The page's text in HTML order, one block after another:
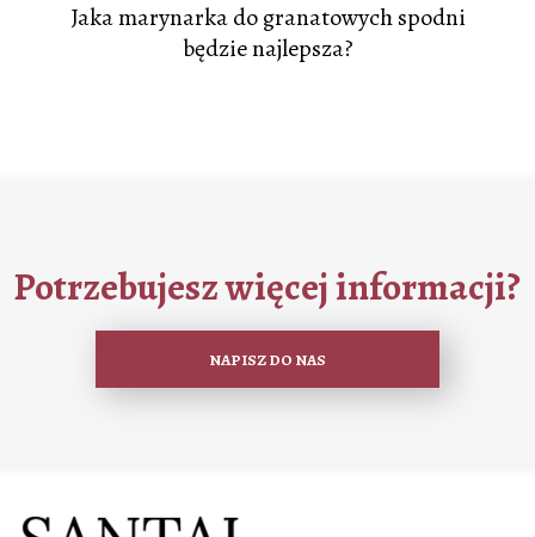
Jaka marynarka do granatowych spodni
będzie najlepsza?
Potrzebujesz więcej informacji?
NAPISZ DO NAS